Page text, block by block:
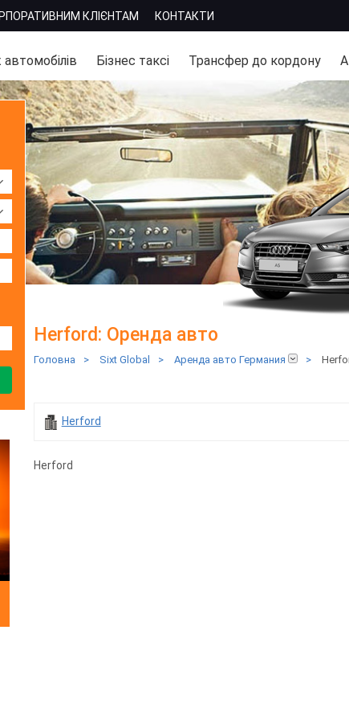
КЛІЄНТАМ КОНТАКТИ
Бізнес таксі Трансфер до кордону
Herford: Оренда авто
Головна > Sixt Global > Аренда авто Германия >
Herford
Herford